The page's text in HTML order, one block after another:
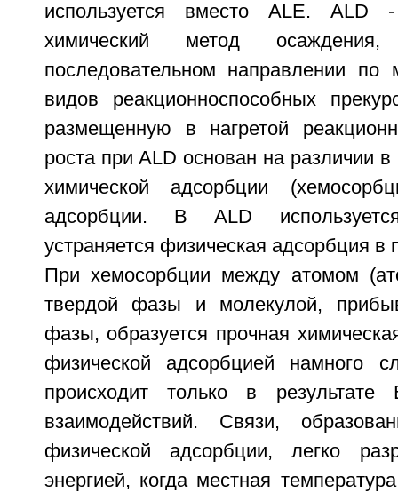
используется вместо ALE. ALD
химический метод
последовательном направлении
видов реакционноспособных
размещенную в нагретой
роста при ALD основан на различии в
химической адсорбции
адсорбции. В ALD
устраняется физическая адсорбция в
При хемосорбции между атомом
твердой фазы и молекулой,
фазы, образуется прочная
физической адсорбцией намного
происходит только в результате
взаимодействий. Связи,
физической адсорбции, легко
энергией, когда местная